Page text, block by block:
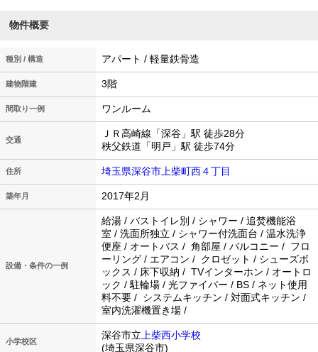
物件概要
種別 / 構造 アパート / 軽量鉄骨造
建物階建 3階
間取り一例 ワンルーム
交通
ＪＲ高崎線「深谷」駅 徒歩28分
秩父鉄道「明戸」駅 徒歩74分
住所 埼玉県深谷市上柴町西４丁目
築年月 2017年2月
設備・条件の一例
給湯 / バストイレ別 / シャワー / 追焚機能浴
室 / 洗面所独立 / シャワー付洗面台 / 温水洗浄
便座 / オートバス / 角部屋 / バルコニー / フロ
ーリング / エアコン / クロゼット / シューズボ
ックス / 床下収納 / TVインターホン / オートロ
ック / 駐輪場 / 光ファイバー / BS / ネット使用
料不要 / システムキッチン / 対面式キッチン /
室内洗濯機置き場 /
小学校区
深谷市立 上柴西小学校
(埼玉県深谷市)